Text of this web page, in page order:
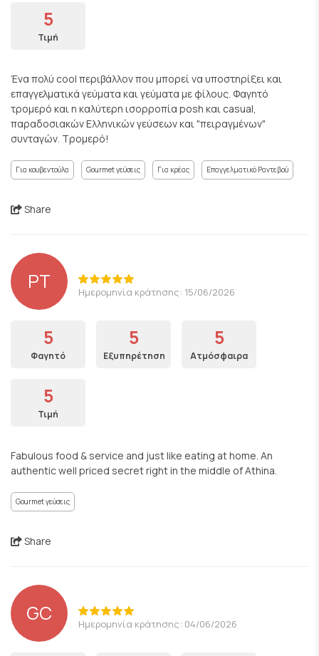
5
Τιμή
Ένα πολύ cool περιβάλλον που μπορεί να υποστηρίξει και
επαγγελματικά γεύματα και γεύματα με φίλους. Φαγητό
τρομερό και η καλύτερη ισορροπία posh και casual,
παραδοσιακών Ελληνικών γεύσεων και "πειραγμένων"
συνταγών. Τρομερό!
Για κουβεντούλα Gourmet γεύσεις Για κρέας Επαγγελματικό Ραντεβού
Share
PT Ημερομηνία κράτησης: 15/06/2026
5
Φαγητό
5
Εξυπηρέτηση
5
Ατμόσφαιρα
5
Τιμή
Fabulous food & service and just like eating at home. An
authentic well priced secret right in the middle of Athina.
Gourmet γεύσεις
Share
GC Ημερομηνία κράτησης: 04/06/2026